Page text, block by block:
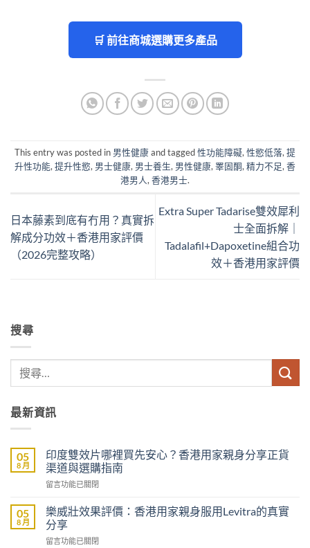
🛒 前往商城選購更多產品
This entry was posted in 男性健康and tagged性功能障礙, 性慾低落, 提
升性功能, 提升性慾, 男士健康, 男士養生, 男性健康, 睪固酮, 精力不足, 香
港男人, 香港男士.
日本藤素到底有冇用？真實拆
解成分功效＋香港用家評價
（2026完整攻略）
Extra Super Tadarise雙效犀利
士全面拆解｜
Tadalafil+Dapoxetine組合功
效＋香港用家評價
搜尋
最新資訊
05
8 月
印度雙效片哪裡買先安心？香港用家親身分享正貨
渠道與選購指南
在
度
雙
效
片
留言功能已關閉
05
8 月
樂威壯效果評價：香港用家親身服用Levitra的真實
分享
在
留言功能已關閉